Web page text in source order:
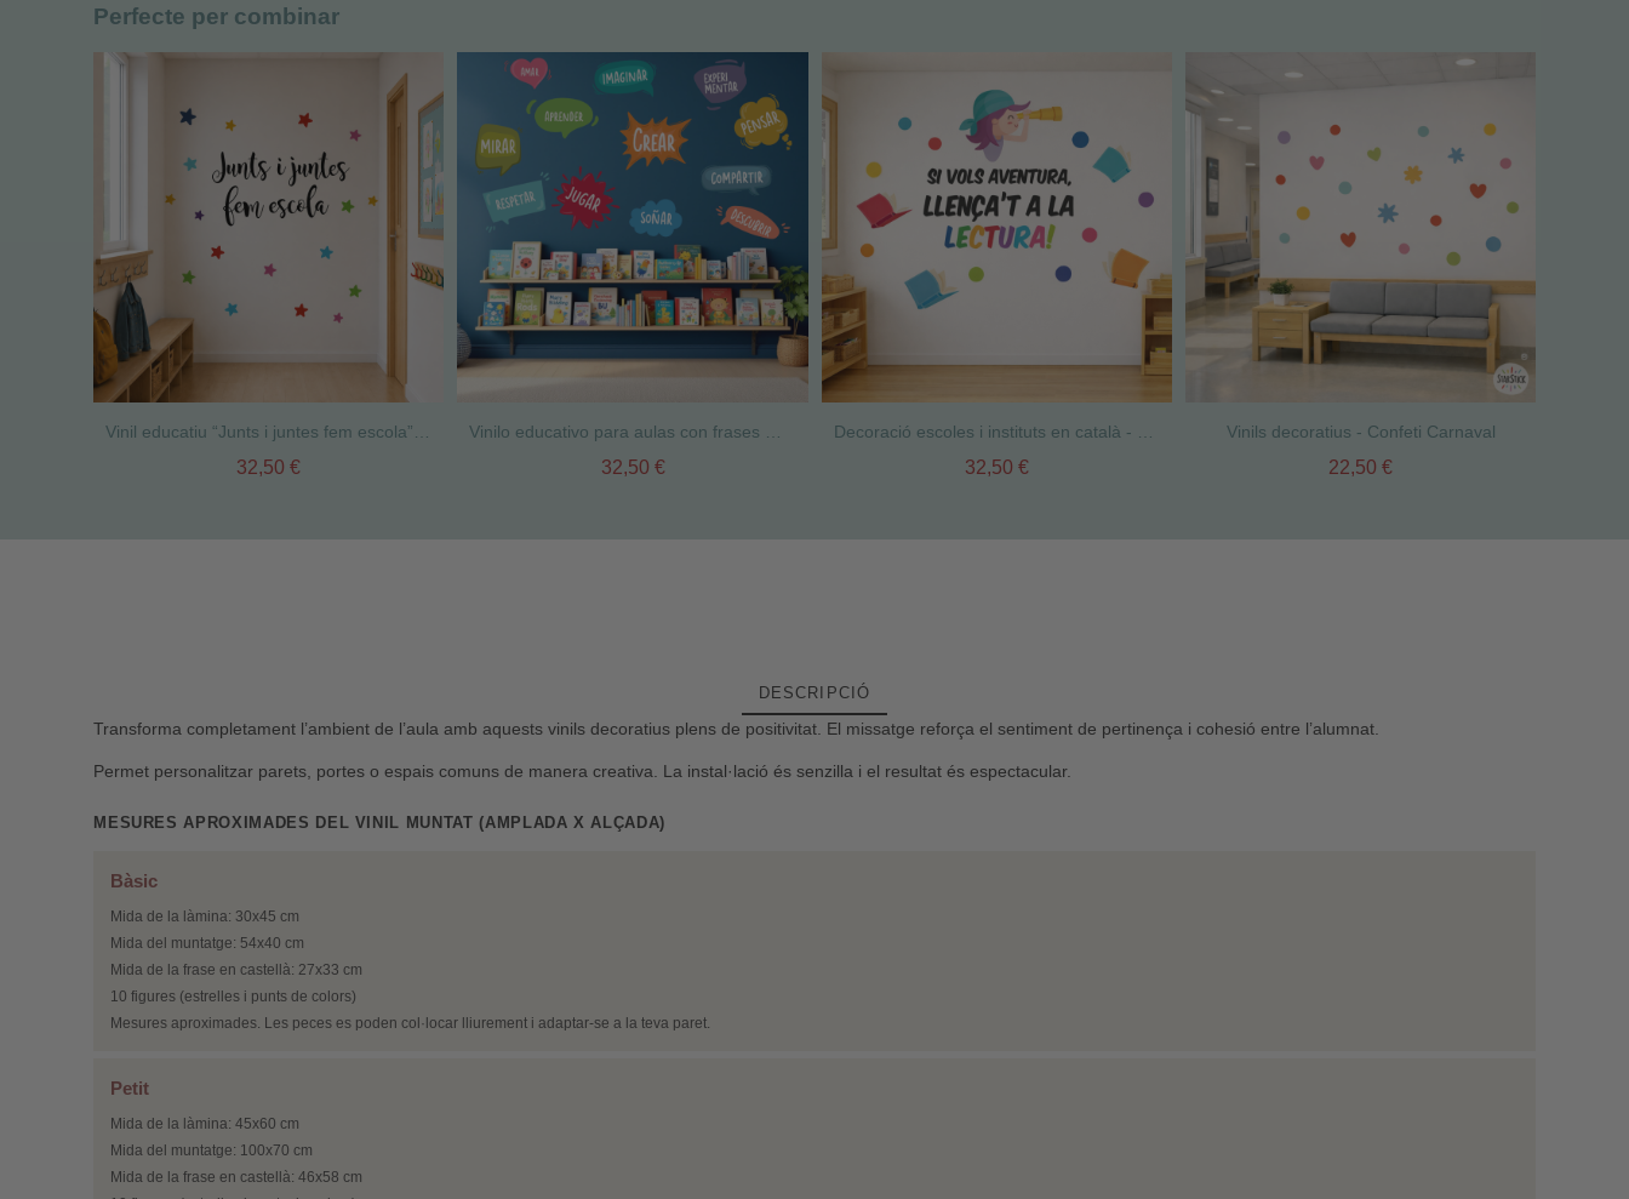
Perfecte per combinar
Vinil educatiu “Junts i juntes fem escola” | Decoració per a escoles i centres educatius
32,50 €
Vinilo educativo para aulas con frases motivadoras | Bafarades de colors
32,50 €
Decoració escoles i instituts en català - Llença't a la lectura
32,50 €
Vinils decoratius - Confeti Carnaval
22,50 €
DESCRIPCIÓ
Transforma completament l’ambient de l’aula amb aquests vinils decoratius plens de positivitat. El missatge reforça el sentiment de pertinença i cohesió entre l’alumnat.
Permet personalitzar parets, portes o espais comuns de manera creativa. La instal·lació és senzilla i el resultat és espectacular.
MESURES APROXIMADES DEL VINIL MUNTAT (AMPLADA X ALÇADA)
Bàsic
Mida de la làmina: 30x45 cm
Mida del muntatge: 54x40 cm
Mida de la frase en castellà: 27x33 cm
10 figures (estrelles i punts de colors)
Mesures aproximades. Les peces es poden col·locar lliurement i adaptar-se a la teva paret.
Petit
Mida de la làmina: 45x60 cm
Mida del muntatge: 100x70 cm
Mida de la frase en castellà: 46x58 cm